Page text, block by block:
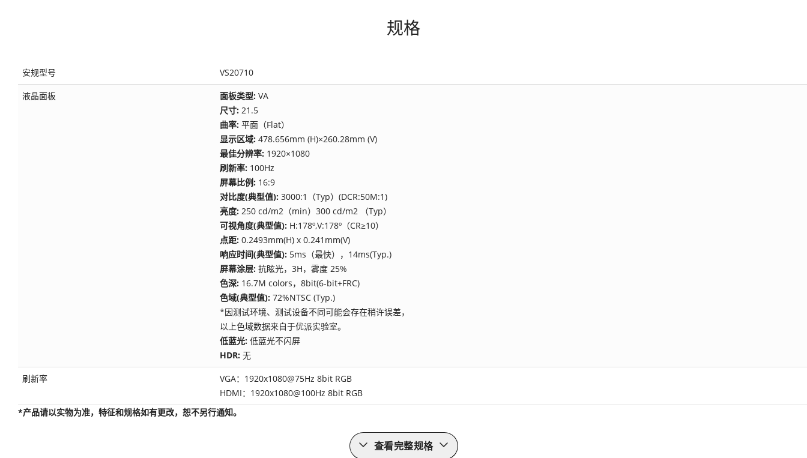
规格
安规型号 VS20710
液晶面板 面板类型: VA
尺寸: 21.5
曲率: 平面（Flat）
显示区域: 478.656mm (H)×260.28mm (V)
最佳分辨率: 1920×1080
刷新率: 100Hz
屏幕比例: 16:9
对比度(典型值): 3000:1（Typ）(DCR:50M:1)
亮度: 250 cd/m2（min）300 cd/m2 （Typ）
可视角度(典型值): H:178º,V:178º（CR≥10）
点距: 0.2493mm(H) x 0.241mm(V)
响应时间(典型值): 5ms（最快），14ms(Typ.)
屏幕涂层: 抗眩光，3H，雾度 25%
色深: 16.7M colors，8bit(6-bit+FRC)
色域(典型值): 72%NTSC (Typ.)
*因测试环境、测试设备不同可能会存在稍许误差，
以上色域数据来自于优派实验室。
低蓝光: 低蓝光不闪屏
HDR: 无
刷新率
VGA：1920x1080@75Hz 8bit RGB
HDMI：1920x1080@100Hz 8bit RGB
*产品请以实物为准，特征和规格如有更改，恕不另行通知。
查看完整规格